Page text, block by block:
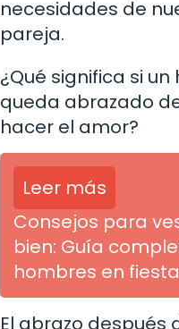
necesidades de
pareja.
¿Qué significa si
queda abrazado
hacer el amor?
Leer más
Consejos para
bien: Guía
hombres en
El abrazo después